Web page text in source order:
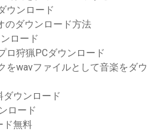
ウンロード
のダウンロード方法
ロード
ロ狩猟PCダウンロード
をwavファイルとして音楽をダウ
ウンロード
ロード
ド無料